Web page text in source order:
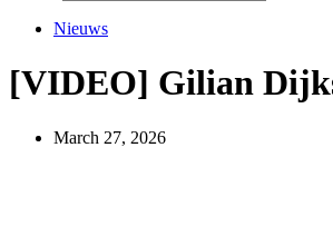
Nieuws
[VIDEO] Gilian
March 27, 2026